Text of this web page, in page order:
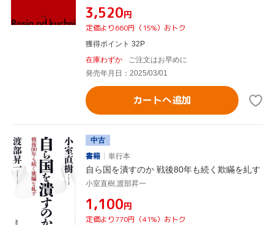
¥3,520円
定価より660円（15%）おトク
獲得ポイント 32P
在庫わずか
ご注文はお早めに
発売年月日：2025/03/01
カートへ追加
中古
書籍
単行本
自ら国を潰すのか 戦後80年も続く欺瞞を糺す
小室直樹,渡部昇一
¥1,100円
定価より770円（41%）おトク